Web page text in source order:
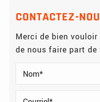
CONTACTEZ-
Merci de bien
de nous faire part de